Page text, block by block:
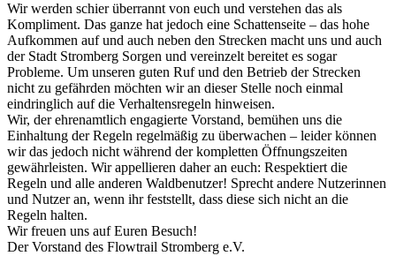
Wir werden schier überrannt von euch und verstehen das als
Kompliment. Das ganze hat jedoch eine Schattenseite – das hohe
Aufkommen auf und auch neben den Strecken macht uns und auch
der Stadt Stromberg Sorgen und vereinzelt bereitet es sogar
Probleme. Um unseren guten Ruf und den Betrieb der Strecken
nicht zu gefährden möchten wir an dieser Stelle noch einmal
eindringlich auf die Verhaltensregeln hinweisen.
Wir, der ehrenamtlich engagierte Vorstand, bemühen uns die
Einhaltung der Regeln regelmäßig zu überwachen – leider können
wir das jedoch nicht während der kompletten Öffnungszeiten
gewährleisten. Wir appellieren daher an euch: Respektiert die
Regeln und alle anderen Waldbenutzer! Sprecht andere Nutzerinnen
und Nutzer an, wenn ihr feststellt, dass diese sich nicht an die
Regeln halten.
Wir freuen uns auf Euren Besuch!
Der Vorstand des Flowtrail Stromberg e.V.